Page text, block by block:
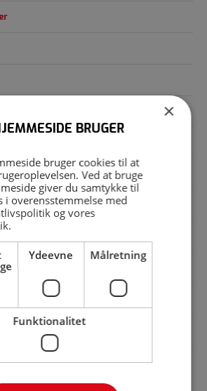
×
BRUGER
bruger cookies til at
Ved at bruge
giver du samtykke til
i overensstemmelse med
og vores
.
Ydeevne Målretning
Funktionalitet